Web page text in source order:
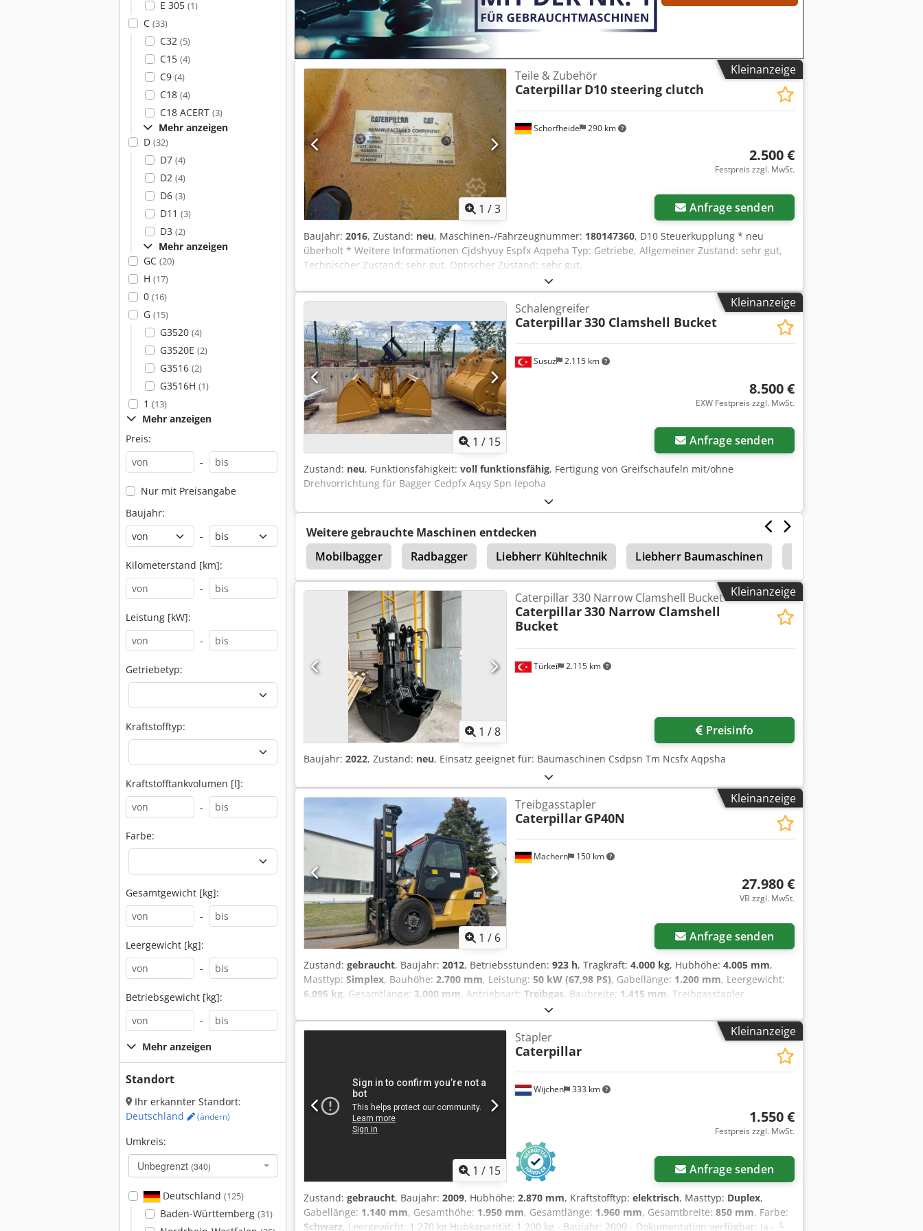
E 305 (1)
C (33)
C32 (5)
C15 (4)
C9 (4)
C18 (4)
C18 ACERT (3)
Mehr anzeigen
D (32)
D7 (4)
D2 (4)
D6 (3)
D11 (3)
D3 (2)
Mehr anzeigen
GC (20)
H (17)
0 (16)
G (15)
G3520 (4)
G3520E (2)
G3516 (2)
G3516H (1)
1 (13)
Mehr anzeigen
Preis:
-
Nur mit Preisangabe
Baujahr:
-
Kilometerstand [km]:
-
Leistung [kW]:
-
Getriebetyp:
Kraftstofftyp:
Kraftstofftankvolumen [l]:
-
Farbe:
Gesamtgewicht [kg]:
-
Leergewicht [kg]:
-
Betriebsgewicht [kg]:
-
Mehr anzeigen
Standort
Ihr erkannter Standort:
Deutschland
(ändern)
Umkreis:
Unbegrenzt (340)
Deutschland (125)
Baden-Württemberg (31)
Fahrzeug in Zahlung. Finanzierung direkt bei uns im Hause möglich. GOLEC NUTZFAHRZEUGE GMBH Wir
sprechen: Deutsch, English, Spanish, Polnisch, Ukrainisch, Russisch, Bulgarisch. ----.
Kleinanzeige
1 /3
Schorfheide 290 km
Teile & Zubehör
Caterpillar D10 steering clutch
2.500 €
Festpreis zzgl. MwSt.
Anfrage senden
Baujahr: 2016, Zustand: neu, Maschinen-/Fahrzeugnummer: 180147360, D10 Steuerkupplung * neu
überholt * Weitere Informationen Cjdshyuy Espfx Aqpeha Typ: Getriebe, Allgemeiner Zustand: sehr gut,
Technischer Zustand: sehr gut, Optischer Zustand: sehr gut,
Kleinanzeige
1 / 15
Susuz 2.115 km
Schalengreifer
Caterpillar330 Clamshell Bucket
8.500 €
EXW Festpreis zzgl. MwSt.
Anfrage senden
Zustand: neu, Funktionsfähigkeit: voll funktionsfähig, Fertigung von Greifschaufeln mit/ohne
Drehvorrichtung für Bagger Cedpfx Aqsy Spn Iepoha
Weitere gebrauchte Maschinen entdecken
Mobilbagger
Radbagger Liebherr Kühltechnik Liebherr Baumaschinen
Kleinanzeige
1 /8
Türkei 2.115 km
Caterpillar 330 Narrow Clamshell Bucket
Caterpillar330 Narrow Clamshell
Bucket
Preisinfo
Baujahr: 2022, Zustand: neu, Einsatz geeignet für: Baumaschinen Csdpsn Tm Ncsfx Aqpsha
Kleinanzeige
1 / 6
Machern 150 km
Treibgasstapler
Caterpillar GP40N
27.980 €
VB zzgl. MwSt.
Anfrage senden
Zustand: gebraucht, Baujahr: 2012, Betriebsstunden: 923 h, Tragkraft: 4.000 kg, Hubhöhe: 4.005 mm,
Masttyp: Simplex, Bauhöhe: 2.700 mm, Leistung: 50 kW (67,98 PS), Gabellänge: 1.200 mm, Leergewicht:
6.095 kg, Gesamtlänge: 3.000 mm, Antriebsart: Treibgas, Baubreite: 1.415 mm, Treibgasstapler
Lastschwerpunkt: 500 Gabelbreite: 125 mm Gabeldicke: 50 mm Masttyp: Standard Zustand Technisch:
sehr gut Bereifung vorne Typ: Luft Chodpel Hbmpsfx Aqpea Bereifung vorne Zustand: 60 - 80% Bereifung
hinten Typ: Luft Bereifung hinten Zustand: 60 - 80% Beschreibung: Gebrauchtgerät in gutem Zustand.
Wartung und UVV-Prüfung erneuert. Gebrauchtgerät mit einer Gewährleistung von 3 Monaten.
Seitenschieber, Zinkenverstellgerät, 3. Ventil, 4. Ventil, Arbeitsscheinwerfer hinten, Arbeitsscheinwerfer
vorn, Heizung, Vollkabine,
Kleinanzeige
1 / 15
Wijchen 333 km
Stapler
Caterpillar
1.550 €
Festpreis zzgl. MwSt.
Anfrage senden
Zustand: gebraucht, Baujahr: 2009, Hubhöhe: 2.870 mm, Kraftstofftyp: elektrisch, Masttyp: Duplex,
Gabellänge: 1.140 mm, Gesamthöhe: 1.950 mm, Gesamtlänge: 1.960 mm, Gesamtbreite: 850 mm, Farbe:
Schwarz, Leergewicht: 1.270 kg Hubkapazität: 1.200 kg - Baujahr: 2009 - Dokumentation verfügbar: Ja - └